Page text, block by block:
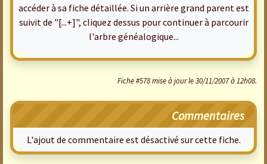
accéder à sa fiche détaillée. Si un arrière grand parent est
suivit de "[...+]", cliquez dessus pour continuer à parcourir
l'arbre généalogique...
Fiche #578 mise à jour le 30/11/2007 à 12h08.
Commentaires
L'ajout de commentaire est désactivé sur cette fiche.